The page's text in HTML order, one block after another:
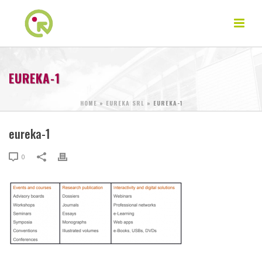
EUREKA-1
HOME » EUREKA SRL » EUREKA-1
eureka-1
0